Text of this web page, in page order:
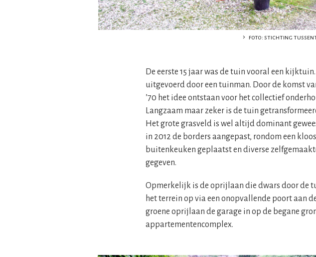
foto: stichting
De eerste 15 jaar was de tuin vooral een
uitgevoerd door een tuinman. Door de komst
’70 het idee ontstaan voor het collectief
Langzaam maar zeker is de tuin
Het grote grasveld is wel altijd dominant
in 2012 de borders aangepast, rondom een
buitenkeuken geplaatst en diverse
gegeven.
Opmerkelijk is de oprijlaan die dwars door de
het terrein op via een onopvallende poort aan
groene oprijlaan de garage in op de begane
appartementencomplex.